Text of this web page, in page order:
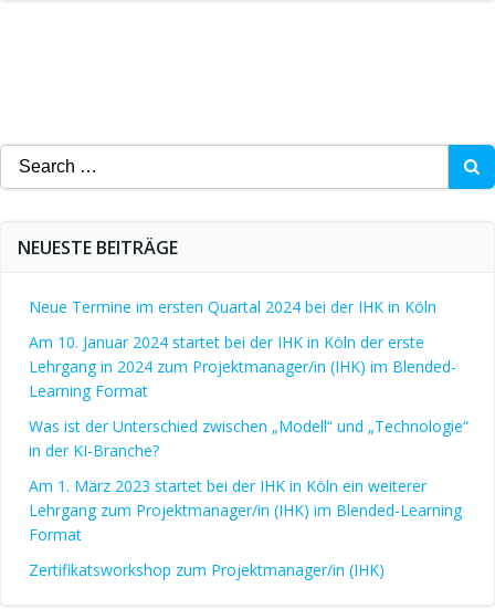
Search
for:
NEUESTE BEITRÄGE
Neue Termine im ersten Quartal 2024 bei der IHK in Köln
Am 10. Januar 2024 startet bei der IHK in Köln der erste
Lehrgang in 2024 zum Projektmanager/in (IHK) im Blended-
Learning Format
Was ist der Unterschied zwischen „Modell“ und „Technologie“
in der KI-Branche?
Am 1. März 2023 startet bei der IHK in Köln ein weiterer
Lehrgang zum Projektmanager/in (IHK) im Blended-Learning
Format
Zertifikatsworkshop zum Projektmanager/in (IHK)